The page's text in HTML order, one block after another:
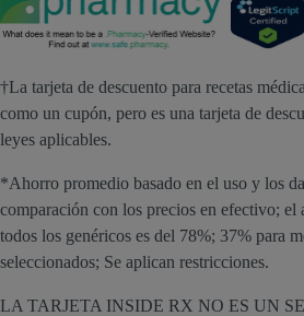
†La tarjeta de descuento para recetas
como un cupón, pero es una tarjeta de
leyes aplicables.
*Ahorro promedio basado en el uso y los
comparación con los precios en efectivo; el
todos los genéricos es del 78%; 37% para
seleccionados; Se aplican restricciones.
LA TARJETA INSIDE RX NO ES UN